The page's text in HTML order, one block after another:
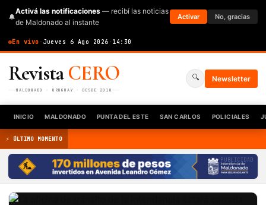
🔔
Activá las notificaciones — recibí las noticias
de Maldonado al instante
Activar No, gracias
En vivo · Jueves 6 Ago 2026 · 14:30
RevistaCERO
MALDONADO · URUGUAY · DESDE 2010
🔍 Newsletter
INICIO MALDONADO PUNTA DEL ESTE SAN CARLOS POLICIALES
⚡ ÚLTIMO MOMENTO
PUBLICIDAD